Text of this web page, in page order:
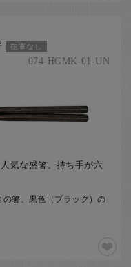
在庫なし
074-HGMK-01-UN
気な盛箸。持ち手が六
箸、黒色（ブラック）の